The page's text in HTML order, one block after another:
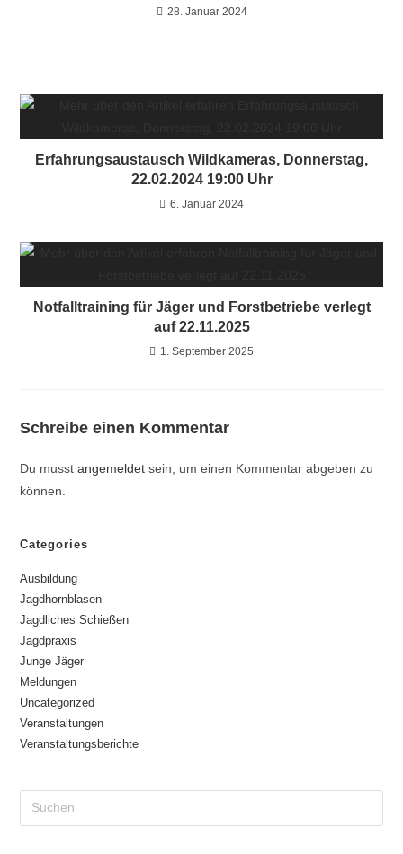
28. Januar 2024
Erfahrungsaustausch Wildkameras, Donnerstag,
22.02.2024 19:00 Uhr
6. Januar 2024
Notfalltraining für Jäger und Forstbetriebe verlegt
auf 22.11.2025
1. September 2025
Schreibe einen Kommentar
Du musstangemeldet sein, um einen Kommentar abgeben zu
können.
Categories
Ausbildung
Jagdhornblasen
Jagdliches Schießen
Jagdpraxis
Junge Jäger
Meldungen
Uncategorized
Veranstaltungen
Veranstaltungsberichte